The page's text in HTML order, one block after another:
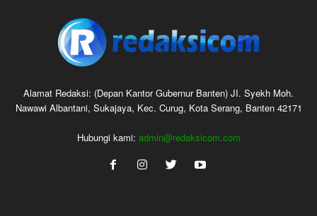
Alamat Redaksi: (Depan Kantor Gubernur Banten) JI. Syekh Moh.
Nawawi Albantani, Sukajaya, Kec. Curug, Kota Serang, Banten 42171
Hubungi kami: admin@redaksicom.com